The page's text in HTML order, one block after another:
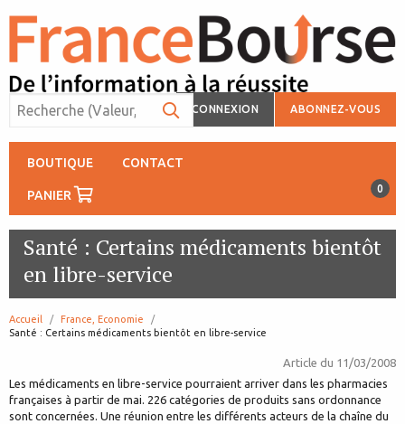
CONNEXION ABONNEZ-VOUS
BOUTIQUE CONTACT
PANIER 0
Santé : Certains médicaments bientôt
en libre-service
Accueil
France, Economie
page:
Santé : Certains médicaments bientôt en libre-service
Article du 11/03/2008
Les médicaments en libre-service pourraient arriver dans les pharmacies
françaises à partir de mai. 226 catégories de produits sans ordonnance
sont concernées. Une réunion entre les différents acteurs de la chaîne du